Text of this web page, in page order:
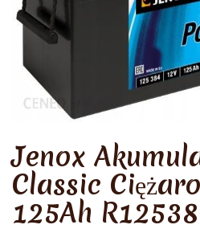
Jenox
Classic
125Ah